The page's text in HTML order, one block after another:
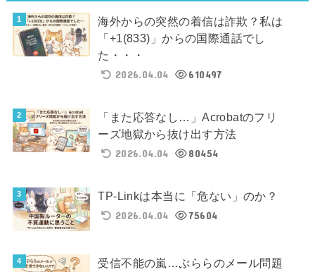
海外からの突然の着信は詐欺？私は
「+1(833)」からの国際通話でし
た・・・
2026.04.04
610497
「また応答なし…」Acrobatのフリ
ーズ地獄から抜け出す方法
2026.04.04
80454
TP-Linkは本当に「危ない」のか？
2026.04.04
75604
受信不能の嵐…ぷららのメール問題